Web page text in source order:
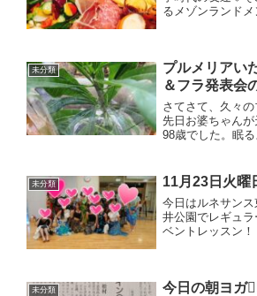
るメゾンランド
ろとろ(//...
未分類
プルメリアい
＆フラ発表会
さてさて、久々の
先日お婆ちゃんが
98歳でした。眠る
気でしょうか？
ュラーレッスンフ
未分類 11月23日火
今日はルネサン
井公園でレギュ
ベントレッスン
している郡さん
未分類
今日の朝ヨガ